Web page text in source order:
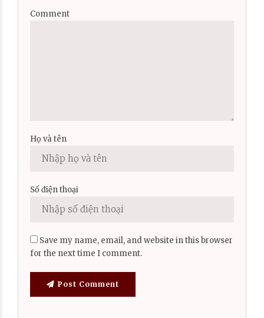
Comment
Họ và tên
Số điện thoại
Save my name, email, and website in this browser
for the next time I comment.
Post Comment